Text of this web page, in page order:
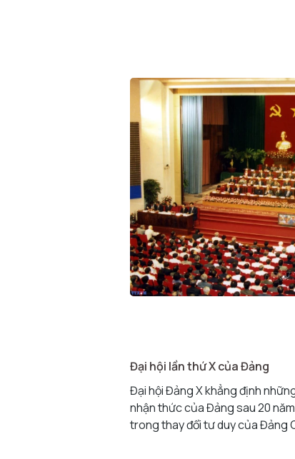
Đại hội lần thứ X của Đảng
Đại hội Đảng X khẳng định
nhận thức của Đảng sau 20
trong thay đổi tư duy của Đảng